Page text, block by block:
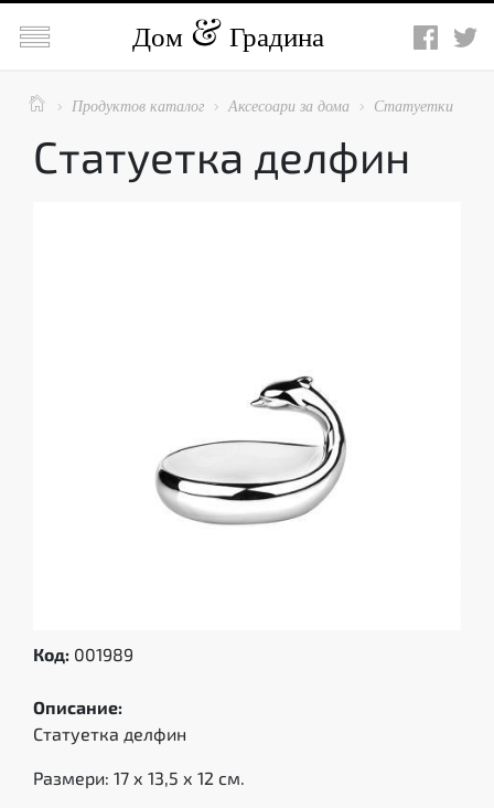
 Дом Градина
  Продуктов каталог  Аксесоари за дома  Статуетки
Статуетка делфин
Код: 001989
Описание:
Статуетка делфин
Размери: 17 х 13,5 х 12 см.